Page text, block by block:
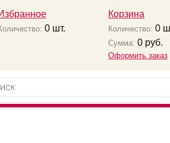
0шт.
Корзина
Количество: 0
Сумма: 0руб.
Оформить заказ